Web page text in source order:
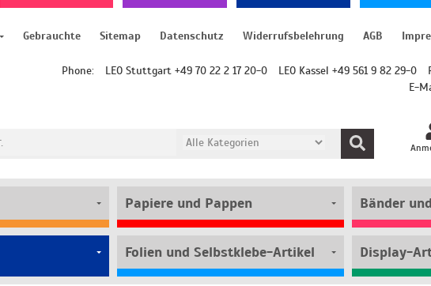
Gebrauchte Sitemap Datenschutz Widerrufsbelehrung AGB
Phone: LEO Stuttgart +49 70 22 2 17 20-0 LEO Kassel +49 561 9 82 29-0
E-
Papiere und Pappen Bänder
Folien und Selbstklebe-Artikel Display-